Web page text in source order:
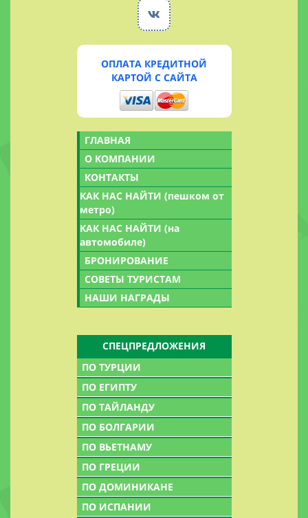
ОПЛАТА КРЕДИТНОЙ
КАРТОЙ С САЙТА
ГЛАВНАЯ
О КОМПАНИИ
КОНТАКТЫ
КАК НАС НАЙТИ (пешком от
метро)
КАК НАС НАЙТИ (на
автомобиле)
БРОНИРОВАНИЕ
СОВЕТЫ ТУРИСТАМ
НАШИ НАГРАДЫ
СПЕЦПРЕДЛОЖЕНИЯ
ПО ТУРЦИИ
ПО ЕГИПТУ
ПО ТАЙЛАНДУ
ПО БОЛГАРИИ
ПО ВЬЕТНАМУ
ПО ГРЕЦИИ
ПО ДОМИНИКАНЕ
ПО ИСПАНИИ